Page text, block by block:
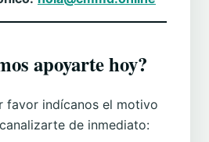
apoyarte hoy?
favor indícanos el motivo
de inmediato: